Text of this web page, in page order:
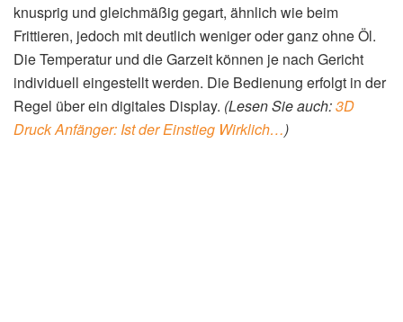
knusprig und gleichmäßig gegart, ähnlich wie beim
Frittieren, jedoch mit deutlich weniger oder ganz ohne Öl.
Die Temperatur und die Garzeit können je nach Gericht
individuell eingestellt werden. Die Bedienung erfolgt in der
Regel über ein digitales Display. (Lesen Sie auch:3D
Druck Anfänger: Ist der Einstieg Wirklich…)